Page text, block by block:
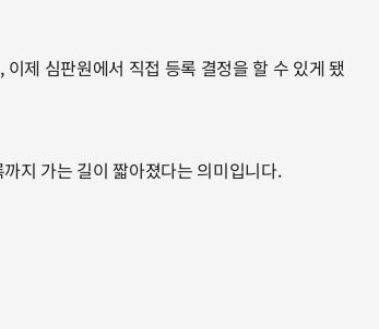
제 심판원에서 직접 등록 결정을 할 수 있게 됐
지 가는 길이 짧아졌다는 의미입니다.